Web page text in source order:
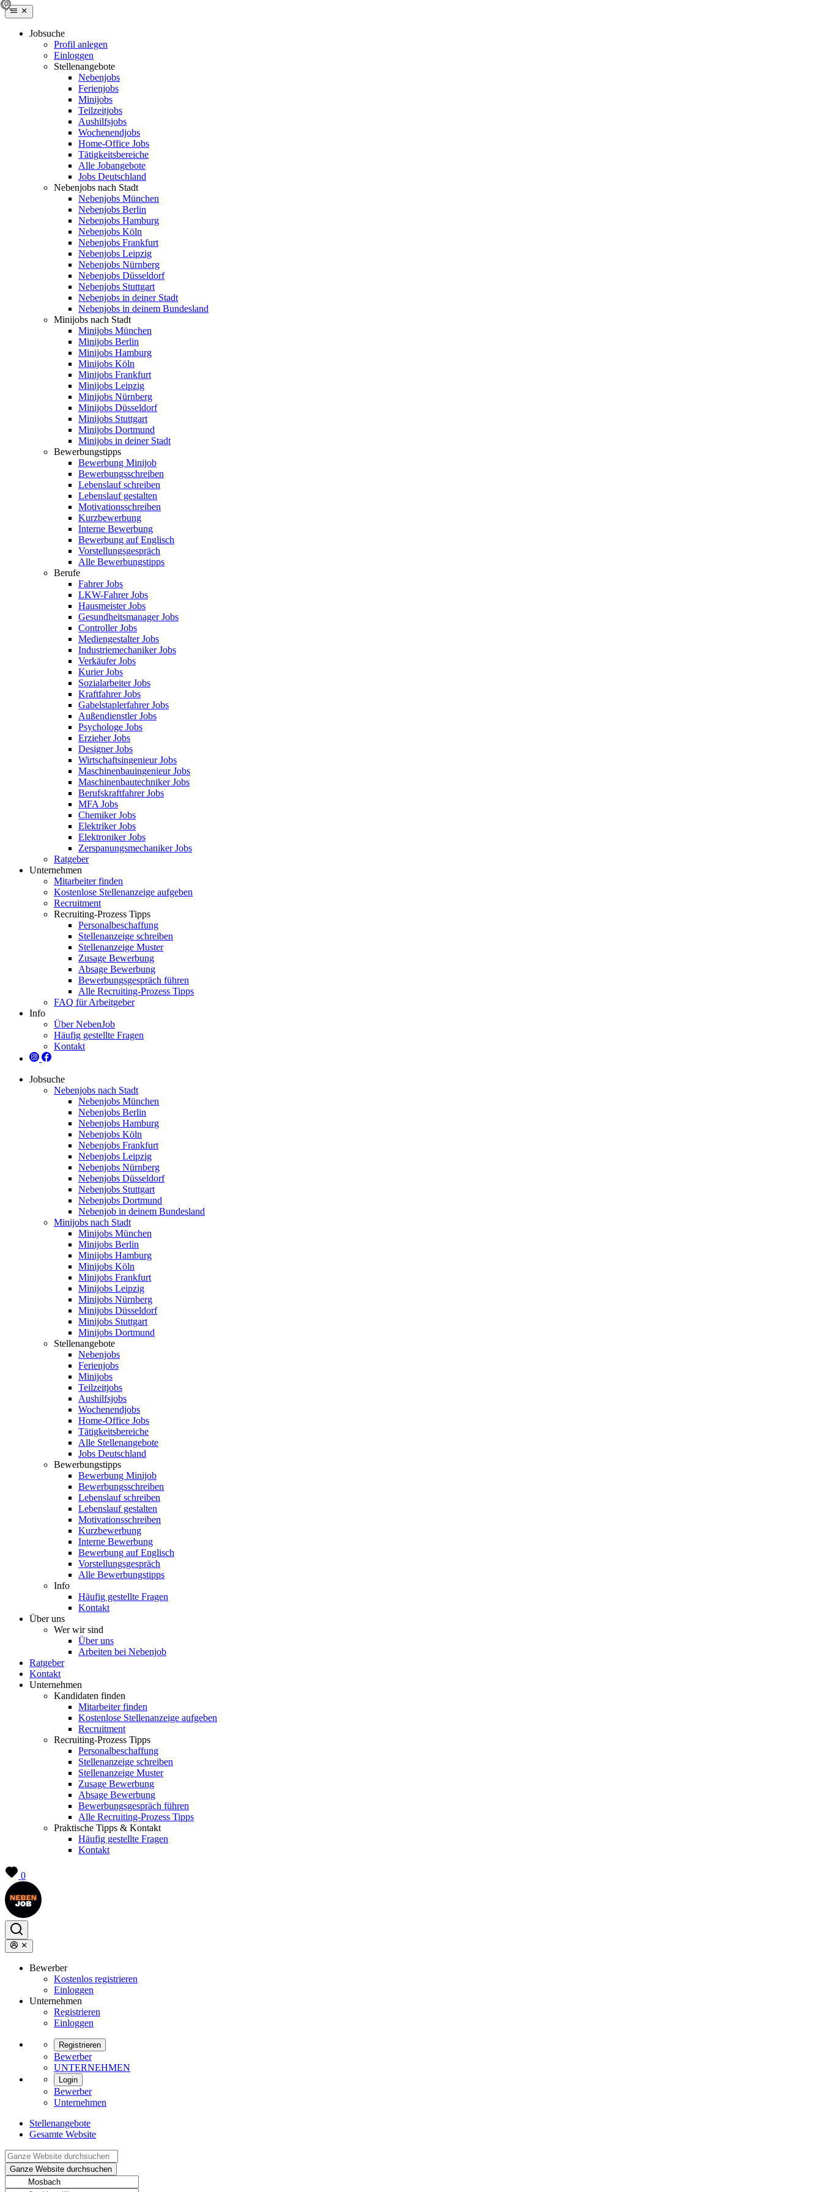
Jobsuche
Profil anlegen
Einloggen
Stellenangebote
Nebenjobs
Ferienjobs
Minijobs
Teilzeitjobs
Aushilfsjobs
Wochenendjobs
Home-Office Jobs
Tätigkeitsbereiche
Alle Jobangebote
Jobs Deutschland
Nebenjobs nach Stadt
Nebenjobs München
Nebenjobs Berlin
Nebenjobs Hamburg
Nebenjobs Köln
Nebenjobs Frankfurt
Nebenjobs Leipzig
Nebenjobs Nürnberg
Nebenjobs Düsseldorf
Nebenjobs Stuttgart
Nebenjobs in deiner Stadt
Nebenjobs in deinem Bundesland
Minijobs nach Stadt
Minijobs München
Minijobs Berlin
Minijobs Hamburg
Minijobs Köln
Minijobs Frankfurt
Minijobs Leipzig
Minijobs Nürnberg
Minijobs Düsseldorf
Minijobs Stuttgart
Minijobs Dortmund
Minijobs in deiner Stadt
Bewerbungstipps
Bewerbung Minijob
Bewerbungsschreiben
Lebenslauf schreiben
Lebenslauf gestalten
Motivationsschreiben
Kurzbewerbung
Interne Bewerbung
Bewerbung auf Englisch
Vorstellungsgespräch
Alle Bewerbungstipps
Berufe
Fahrer Jobs
LKW-Fahrer Jobs
Hausmeister Jobs
Gesundheitsmanager Jobs
Controller Jobs
Mediengestalter Jobs
Industriemechaniker Jobs
Verkäufer Jobs
Kurier Jobs
Sozialarbeiter Jobs
Kraftfahrer Jobs
Gabelstaplerfahrer Jobs
Außendienstler Jobs
Psychologe Jobs
Erzieher Jobs
Designer Jobs
Wirtschaftsingenieur Jobs
Maschinenbauingenieur Jobs
Maschinenbautechniker Jobs
Berufskraftfahrer Jobs
MFA Jobs
Chemiker Jobs
Elektriker Jobs
Elektroniker Jobs
Zerspanungsmechaniker Jobs
Ratgeber
Unternehmen
Mitarbeiter finden
Kostenlose Stellenanzeige aufgeben
Recruitment
Recruiting-Prozess Tipps
Personalbeschaffung
Stellenanzeige schreiben
Stellenanzeige Muster
Zusage Bewerbung
Absage Bewerbung
Bewerbungsgespräch führen
Alle Recruiting-Prozess Tipps
FAQ für Arbeitgeber
Info
Über NebenJob
Häufig gestellte Fragen
Kontakt
Jobsuche
Nebenjobs nach Stadt
Nebenjobs München
Nebenjobs Berlin
Nebenjobs Hamburg
Nebenjobs Köln
Nebenjobs Frankfurt
Nebenjobs Leipzig
Nebenjobs Nürnberg
Nebenjobs Düsseldorf
Nebenjobs Stuttgart
Nebenjobs Dortmund
Nebenjob in deinem Bundesland
Minijobs nach Stadt
Minijobs München
Minijobs Berlin
Minijobs Hamburg
Minijobs Köln
Minijobs Frankfurt
Minijobs Leipzig
Minijobs Nürnberg
Minijobs Düsseldorf
Minijobs Stuttgart
Minijobs Dortmund
Stellenangebote
Nebenjobs
Ferienjobs
Minijobs
Teilzeitjobs
Aushilfsjobs
Wochenendjobs
Home-Office Jobs
Tätigkeitsbereiche
Alle Stellenangebote
Jobs Deutschland
Bewerbungstipps
Bewerbung Minijob
Bewerbungsschreiben
Lebenslauf schreiben
Lebenslauf gestalten
Motivationsschreiben
Kurzbewerbung
Interne Bewerbung
Bewerbung auf Englisch
Vorstellungsgespräch
Alle Bewerbungstipps
Info
Häufig gestellte Fragen
Kontakt
Über uns
Wer wir sind
Über uns
Arbeiten bei Nebenjob
Ratgeber
Kontakt
Unternehmen
Kandidaten finden
Mitarbeiter finden
Kostenlose Stellenanzeige aufgeben
Recruitment
Recruiting-Prozess Tipps
Personalbeschaffung
Stellenanzeige schreiben
Stellenanzeige Muster
Zusage Bewerbung
Absage Bewerbung
Bewerbungsgespräch führen
Alle Recruiting-Prozess Tipps
Praktische Tipps & Kontakt
Häufig gestellte Fragen
Kontakt
0
Bewerber
Kostenlos registrieren
Einloggen
Unternehmen
Registrieren
Einloggen
Registrieren
Bewerber
UNTERNEHMEN
Login
Bewerber
Unternehmen
Stellenangebote
Gesamte Website